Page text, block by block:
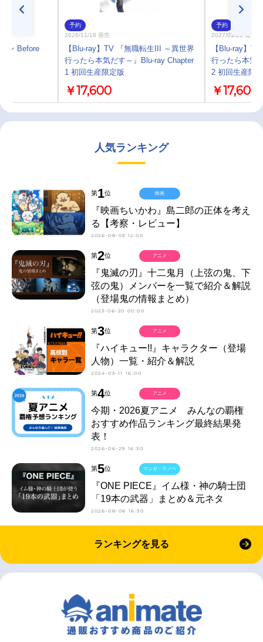
ン Before
予約
2026/11/18 発売
【Blu-ray】TV 『無職転生III ～異世界
行ったら本気だす～』Blu-ray Chapter
1 初回生産限定版
￥17,600
予約
2027/01/20 発売
【Blu-ray】
行ったら本気
2 初回生産限
￥17,600
人気ランキング
第1位
『映画ちいかわ』島二郎の正体を考え
る【考察・レビュー】
2026-08-03 12:00
映画
第2位
『鬼滅の刃』十二鬼月（上弦の鬼、下
弦の鬼）メンバーを一覧で紹介＆解説
（登場鬼の情報まとめ）
2023-06-20 00:00
アニメ
第3位
『ハイキュー!!』キャラクター（登場
人物）一覧・紹介＆解説
2024-03-11 16:00
アニメ
第4位
今期・2026夏アニメ みんなの覇権
おすすめ作品ランキング最終結果発
表！
2026-06-29 16:30
アニメ
第5位
『ONE PIECE』イム様・神の騎士団
「19本の武器」まとめ＆元ネタ
2026-08-06 16:30
マンガ・ラノベ
ランキングを見る